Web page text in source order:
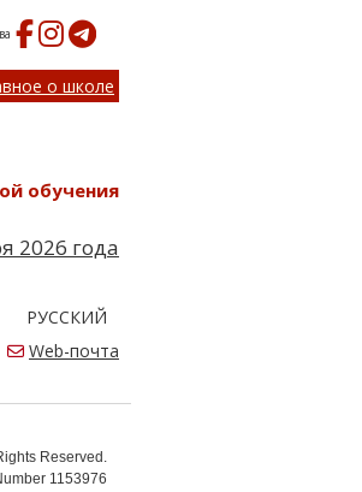
о школе
обучения
2026 года
РУССКИЙ
Web-почта
Reserved.
1153976